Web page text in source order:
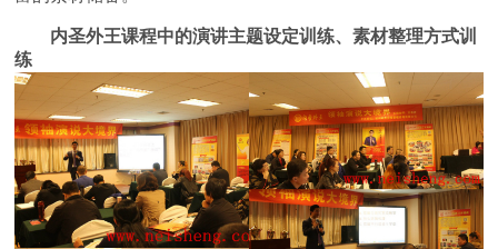
内圣外王课程中的演讲主题设定训练、素材整理方式训
练